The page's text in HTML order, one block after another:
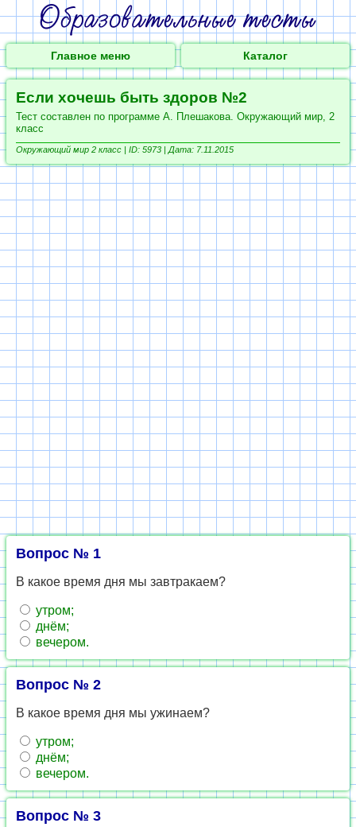
Главное меню Каталог
Если хочешь быть здоров №2
Тест составлен по программе А. Плешакова. Окружающий мир, 2
класс
Окружающий мир 2 класс | ID: 5973 | Дата: 7.11.2015
Вопрос № 1
В какое время дня мы завтракаем?
утром;
днём;
вечером.
Вопрос № 2
В какое время дня мы ужинаем?
утром;
днём;
вечером.
Вопрос № 3